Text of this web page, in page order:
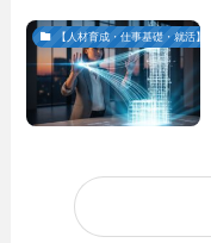
【人材育成・仕事基礎・就活】